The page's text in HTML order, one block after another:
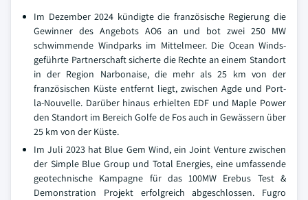
Im Dezember 2024 kündigte die französische Regierung die
Gewinner des Angebots AO6 an und bot zwei 250 MW
schwimmende Windparks im Mittelmeer. Die Ocean Winds-
geführte Partnerschaft sicherte die Rechte an einem Standort
in der Region Narbonaise, die mehr als 25 km von der
französischen Küste entfernt liegt, zwischen Agde und Port-
la-Nouvelle. Darüber hinaus erhielten EDF und Maple Power
den Standort im Bereich Golfe de Fos auch in Gewässern über
25 km von der Küste.
Im Juli 2023 hat Blue Gem Wind, ein Joint Venture zwischen
der Simple Blue Group und Total Energies, eine umfassende
geotechnische Kampagne für das 100MW Erebus Test &
Demonstration Projekt erfolgreich abgeschlossen. Fugro